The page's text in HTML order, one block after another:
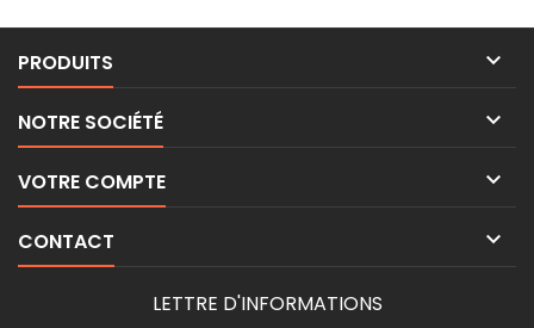
PRODUITS 
NOTRE SOCIÉTÉ 
VOTRE COMPTE 
CONTACT 
LETTRE D'INFORMATIONS